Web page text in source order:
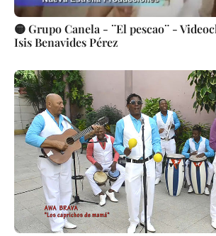
🟡 Grupo Canela - ¨El pescao¨ -
Isis Benavides Pérez